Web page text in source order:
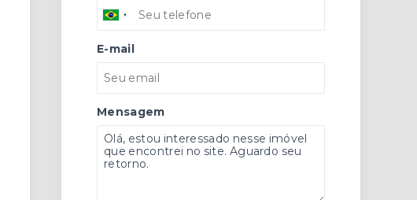
E-mail
Mensagem